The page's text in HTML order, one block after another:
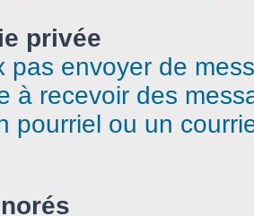
privée
pas envoyer de
à recevoir des
pourriel ou un